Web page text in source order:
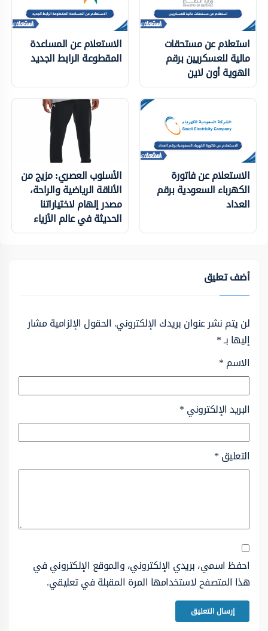
استعلام عن مستحقات
مالية للعسكريين برقم
الهوية أون لاين
الاستعلام عن المساعدة
المقطوعة الرابط الجديد
الاستعلام عن فاتورة
الكهرباء السعودية برقم
العداد
الأسلوب العصري: مزيج من
الأناقة الرياضية والراحة،
مصدر إلهام لاختياراتنا
الحديثة في عالم الأزياء
أضف تعليق
لن يتم نشر عنوان بريدك الإلكتروني. الحقول الإلزامية مشار
إليها بـ*
الاسم*
البريد الإلكتروني*
التعليق*
احفظ اسمي، بريدي الإلكتروني، والموقع الإلكتروني في
هذا المتصفح لاستخدامها المرة المقبلة في تعليقي.